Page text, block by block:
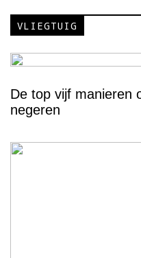
VLIEGTUIG
De top vijf manieren
negeren